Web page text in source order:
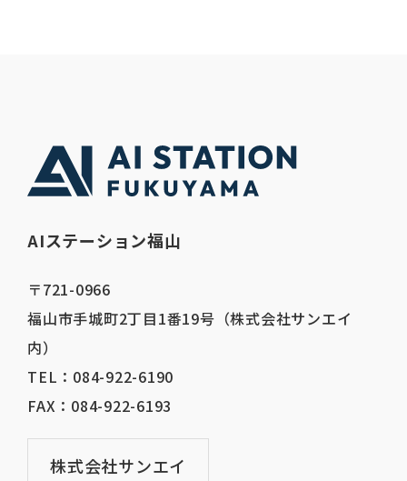
AIステーション福山
〒721-0966
福山市手城町2丁目1番19号（株式会社サンエイ
内）
TEL：084-922-6190
FAX： 084-922-6193
株式会社サンエイ